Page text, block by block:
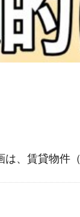
、賃貸物件